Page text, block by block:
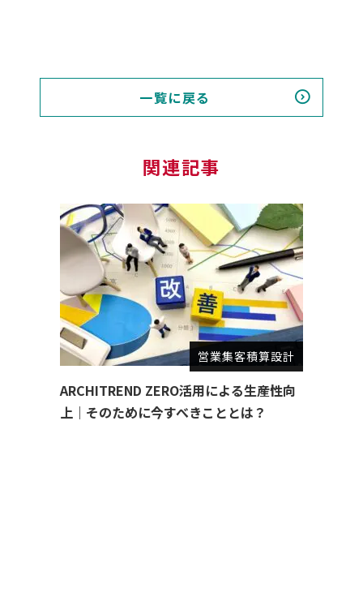
一覧に戻る
関連記事
営業集客積算設計
ARCHITREND ZERO活用による生産性向
上｜そのために今すべきこととは？